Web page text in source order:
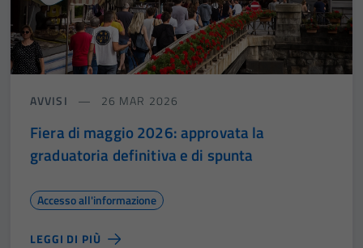
AVVISI 26 MAR 2026
Fiera di maggio 2026: approvata la
graduatoria definitiva e di spunta
Accesso all'informazione
LEGGI DI PIÙ